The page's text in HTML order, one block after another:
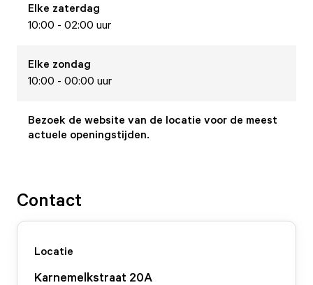
Elke zaterdag
10:00 - 02:00 uur
Elke zondag
10:00 - 00:00 uur
Bezoek de website van de locatie voor de meest
actuele openingstijden.
Contact
Locatie
Karnemelkstraat 20A